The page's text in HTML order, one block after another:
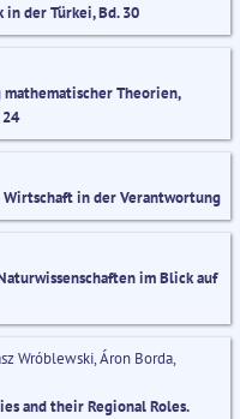
der Türkei, Bd. 30
Theorien,
in der Verantwortung
im Blick auf
Wróblewski, Áron Borda,
and their Regional Roles.